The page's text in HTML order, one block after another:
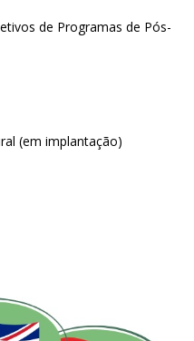
de Programas de Pós-
(em implantação)